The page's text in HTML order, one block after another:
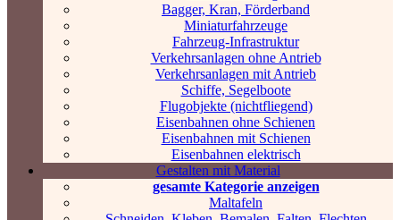
Bagger, Kran, Förderband
Miniaturfahrzeuge
Fahrzeug-Infrastruktur
Verkehrsanlagen ohne Antrieb
Verkehrsanlagen mit Antrieb
Schiffe, Segelboote
Flugobjekte (nichtfliegend)
Eisenbahnen ohne Schienen
Eisenbahnen mit Schienen
Eisenbahnen elektrisch
Gestalten mit Material
gesamte Kategorie anzeigen
Maltafeln